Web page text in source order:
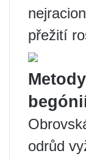
přežití
odrůd